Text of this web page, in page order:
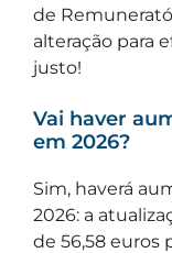
de
alteração para
justo!
Vai haver
em 2026?
Sim, haverá
2026: a
de 56,58